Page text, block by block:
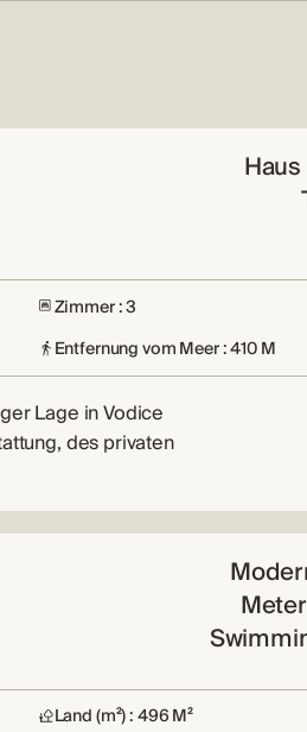
Zimmer : 3
Entfernung vom Meer : 410 M
Lage in Vodice
des privaten
Land (m²) : 496 M²